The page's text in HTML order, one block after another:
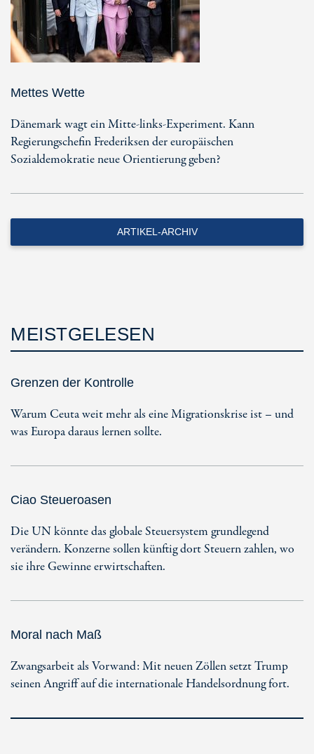
Mettes Wette
Dänemark wagt ein Mitte-links-Experiment. Kann
Regierungschefin Frederiksen der europäischen
Sozialdemokratie neue Orientierung geben?
ARTIKEL-ARCHIV
MEISTGELESEN
Grenzen der Kontrolle
Warum Ceuta weit mehr als eine Migrationskrise ist – und
was Europa daraus lernen sollte.
Ciao Steueroasen
Die UN könnte das globale Steuersystem grundlegend
verändern. Konzerne sollen künftig dort Steuern zahlen, wo
sie ihre Gewinne erwirtschaften.
Moral nach Maß
Zwangsarbeit als Vorwand: Mit neuen Zöllen setzt Trump
seinen Angriff auf die internationale Handelsordnung fort.